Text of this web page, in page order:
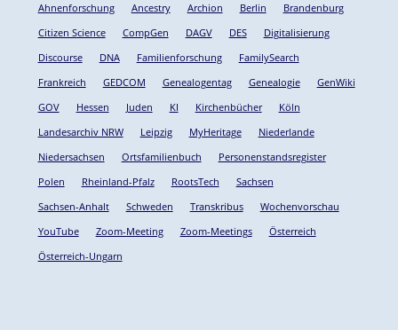
Ahnenforschung Ancestry Archion Berlin
Brandenburg
Citizen Science
CompGen DAGV DES
Digitalisierung
Discourse
DNA Familienforschung
FamilySearch
Frankreich
GEDCOM Genealogentag Genealogie
GenWiki
GOV
Hessen Juden KI Kirchenbücher
Köln
Landesarchiv NRW
Leipzig MyHeritage
Niederlande
Niedersachsen
Ortsfamilienbuch
Personenstandsregister
Polen
Rheinland-Pfalz RootsTech
Sachsen
Sachsen-Anhalt
Schweden Transkribus
Wochenvorschau
YouTube
Zoom-Meeting Zoom-Meetings
Österreich
Österreich-Ungarn